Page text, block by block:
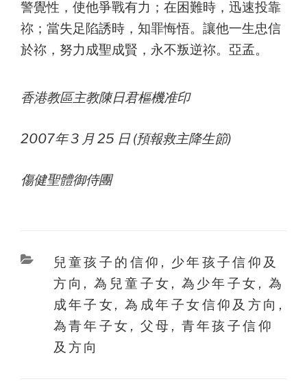
警覺性，使他爭戰有力；在困難時，迅速投靠
祢；當失足陷誘時，知罪悔悟。讓他一生忠信
於祢，努力成聖成賢，永不叛逆祢。亞孟。
香港教區主教陳日君樞機准印
2007年 3 月 25 日 (預報救主降生節)
傷健聖體御侍團
Categories
兒童孩子的信仰 , 少年孩子信仰及
方向 ,為兒童子女 , 為少年子女 , 為
成年子女,為成年子女信仰及方向 ,
為青年子女 , 父母 , 青年孩子信仰
及方向